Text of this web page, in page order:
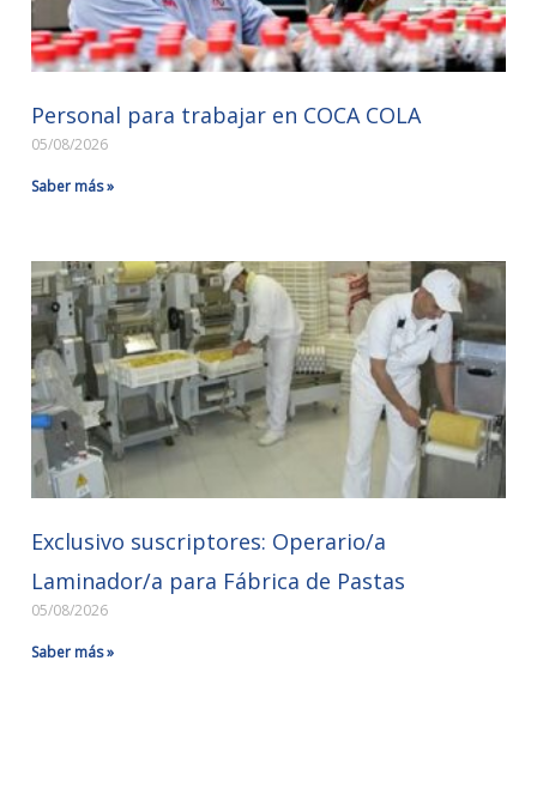
Personal para trabajar en COCA COLA
05/08/2026
Saber más »
Exclusivo suscriptores: Operario/a
Laminador/a para Fábrica de Pastas
05/08/2026
Saber más »